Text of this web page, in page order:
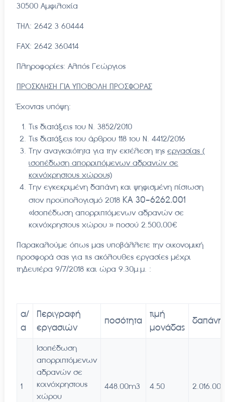
30500 Αμφιλοχία
ΤΗΛ: 2642 3 60444
FAX: 2642 360414
Πληροφορίες: Αλπός Γεώργιος
ΠΡΟΣΚΛΗΣΗ ΓΙΑ ΥΠΟΒΟΛΗ ΠΡΟΣΦΟΡΑΣ
Έχοντας υπόψη:
Τις διατάξεις του Ν. 3852/2010
Τις διατάξεις του άρθρου 118 του Ν. 4412/2016
Την αναγκαιότητα για την εκτέλεση της εργασίας (
ισοπέδωση απορριπόμενων αδρανών σε
κοινόχρηστους χώρους)
Την εγκεκριμένη δαπάνη και ψηφισμένη πίστωση
στον προϋπολογισμό 2018 ΚΑ 30-6262.001
«Ισοπέδωση απορριπτόμενων αδρανών σε
κοινόχρηστους χώρου » ποσού 2.500,00€
Παρακαλούμε όπως μας υποβάλλετε την οικονομική
προσφορά σας για τις ακόλουθες εργασίες μέχρι
τηΔευτέρα 9/7/2018 και ώρα 9.30μ.μ. :
α/
α
Περιγραφή
εργασιών
ποσότητα
τιμή
μονάδας
δαπάνη
1
Ισοπέδωση
απορριπτόμενων
αδρανών σε
κοινόχρηστους
χώρου
448.00m3 4.50 2.016.00